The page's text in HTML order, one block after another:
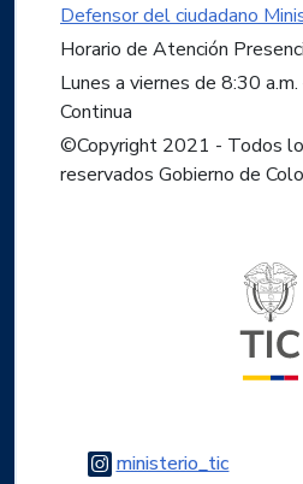
Defensor del ciudadano
Horario de Atención
Lunes a viernes de 8:30
Continua
©Copyright 2021 - Todos
reservados Gobierno de
ministerio_ticLogo